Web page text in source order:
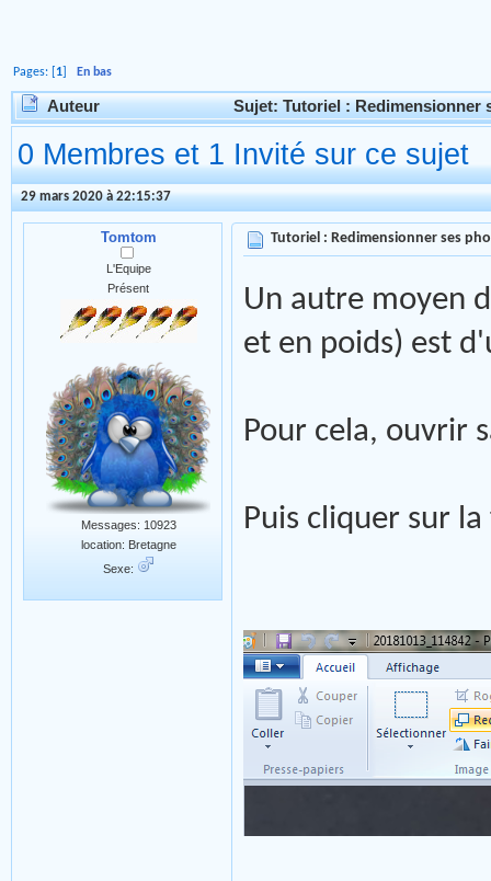
Pages: [ 1 ]En bas
Auteur Sujet: Tutoriel : Redimensionner
0 Membres et 1 Invité sur ce sujet
29 mars 2020 à 22:15:37
Tomtom
L'Equipe
Présent
Messages: 10923
location: Bretagne
Sexe:
Tutoriel : Redimensionner ses
Un autre moyen
et en poids) est
Pour cela, ouvrir
Puis cliquer sur